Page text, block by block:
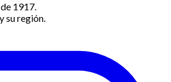
1917.
su región.